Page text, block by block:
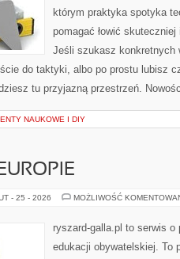
którym praktyka spotyka
pomagać łowić
Jeśli szukasz konkretnych
do taktyki, albo po prostu lubisz
tu przyjazną przestrzeń.
NAUKOWE I DIY
- 25 - 2026 MOŻLIWOŚĆ
ryszard-galla.pl to serwis
edukacji obywatelskiej. To